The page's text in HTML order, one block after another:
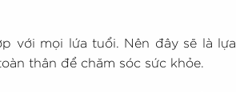
với mọi lứa tuổi. Nên đây sẽ là lựa
thân để chăm sóc sức khỏe.